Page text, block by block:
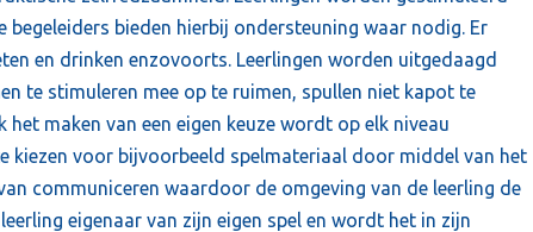
begeleiders bieden hierbij ondersteuning waar nodig. Er
en drinken enzovoorts. Leerlingen worden uitgedaagd
te stimuleren mee op te ruimen, spullen niet kapot te
maken van een eigen keuze wordt op elk niveau
kiezen voor bijvoorbeeld spelmateriaal door middel van het
communiceren waardoor de omgeving van de leerling de
eigenaar van zijn eigen spel en wordt het in zijn